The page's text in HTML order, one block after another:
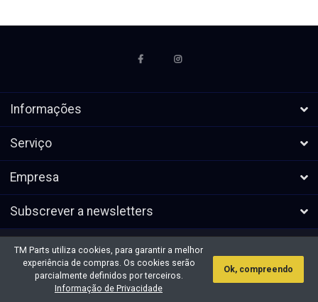
Informações
Serviço
Empresa
Subscrever a newsletters
envio
Parts. Todos os direitos reservados.
TM Parts utiliza cookies, para garantir a melhor
experiência de compras. Os cookies serão
parcialmente definidos por terceiros.
Informação de Privacidade
Ok, compreendo